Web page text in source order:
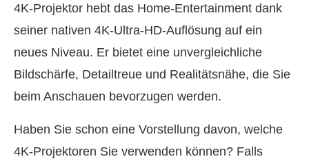
4K‑Projektor hebt das Home-Entertainment dank
seiner nativen 4K‑Ultra‑HD‑Auflösung auf ein
neues Niveau. Er bietet eine unvergleichliche
Bildschärfe, Detailtreue und Realitätsnähe, die Sie
beim Anschauen bevorzugen werden.
Haben Sie schon eine Vorstellung davon, welche
4K‑Projektoren Sie verwenden können? Falls